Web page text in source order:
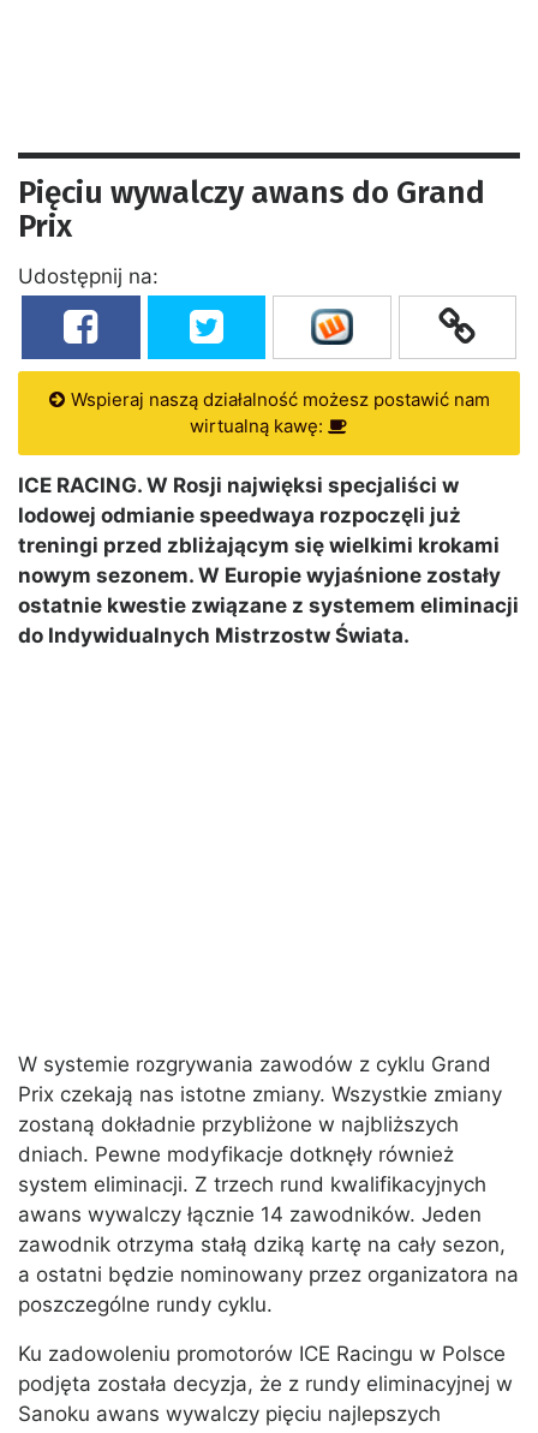
Pięciu wywalczy awans do Grand
Prix
Udostępnij na:
Wspieraj naszą działalność możesz postawić nam
wirtualną kawę:
ICE RACING. W Rosji najwięksi specjaliści w
lodowej odmianie speedwaya rozpoczęli już
treningi przed zbliżającym się wielkimi krokami
nowym sezonem. W Europie wyjaśnione zostały
ostatnie kwestie związane z systemem eliminacji
do Indywidualnych Mistrzostw Świata.
W systemie rozgrywania zawodów z cyklu Grand
Prix czekają nas istotne zmiany. Wszystkie zmiany
zostaną dokładnie przybliżone w najbliższych
dniach. Pewne modyfikacje dotknęły również
system eliminacji. Z trzech rund kwalifikacyjnych
awans wywalczy łącznie 14 zawodników. Jeden
zawodnik otrzyma stałą dziką kartę na cały sezon,
a ostatni będzie nominowany przez organizatora na
poszczególne rundy cyklu.
Ku zadowoleniu promotorów ICE Racingu w Polsce
podjęta została decyzja, że z rundy eliminacyjnej w
Sanoku awans wywalczy pięciu najlepszych